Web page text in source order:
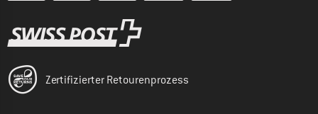
Zertifizierter Retourenprozess